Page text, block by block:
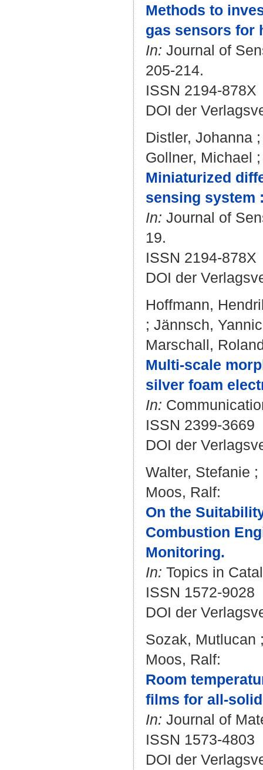
Methods to
gas sensors for
In: Journal of
205-214.
ISSN 2194-878X
DOI der
Distler, Johanna
Gollner, Michael
Miniaturized
sensing system
In: Journal of
19.
ISSN 2194-878X
DOI der
Hoffmann,
; Jännsch,
Marschall,
Multi-scale
silver foam
In:
ISSN 2399-3669
DOI der
Walter, Stefanie ;
Moos, Ralf:
On the
Combustion
Monitoring.
In: Topics in
ISSN 1572-9028
DOI der
Sozak, Mutlucan
Moos, Ralf:
Room
films for all-
In: Journal of
ISSN 1573-4803
DOI der